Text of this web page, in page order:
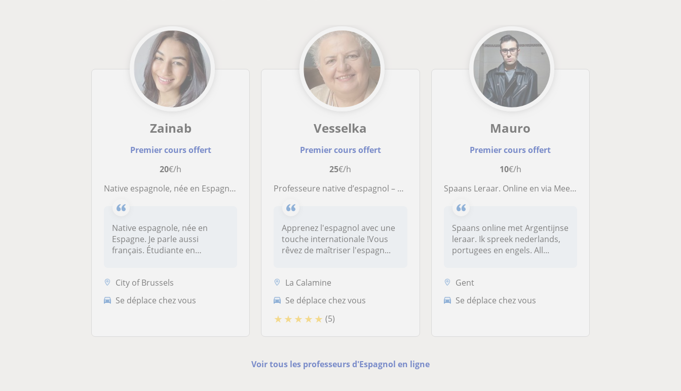
Zainab
Premier cours offert
20€/h
Native espagnole, née en Espagne. Je parle aussi français. Étudiante en médecine
Native espagnole, née en
Espagne. Je parle aussi
français. Étudiante en
City of Brussels
Se déplace chez vous
Vesselka
Premier cours offert
25€/h
Professeure native d’espagnol – Plus de 30 ans d’expérience
Apprenez l'espagnol avec une
touche internationale !Vous
rêvez de maîtriser l'espagn...
La Calamine
Se déplace chez vous
★ ★ ★ ★ ★ (5)
Mauro
Premier cours offert
10€/h
Spaans Leraar. Online en via Meet. Alle de Niveau
Spaans online met Argentijnse
leraar. Ik spreek nederlands,
portugees en engels. All...
Gent
Se déplace chez vous
Voir tous les professeurs d'Espagnol en ligne